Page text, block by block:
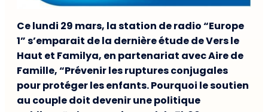
Ce lundi 29 mars, la station de radio “Europe
1” s’emparait de la dernière étude de Vers le
Haut et Familya, en partenariat avec Aire de
Famille, “Prévenir les ruptures conjugales
pour protéger les enfants. Pourquoi le soutien
au couple doit devenir une politique